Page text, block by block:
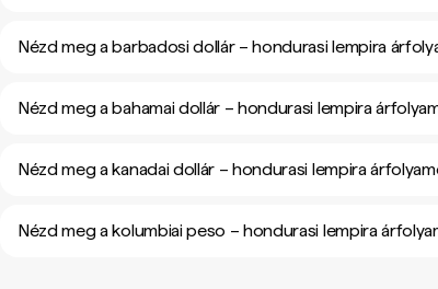
Nézd meg a barbadosi dollár – hondurasi lempira
Nézd meg a bahamai dollár – hondurasi lempira
Nézd meg a kanadai dollár – hondurasi lempira
Nézd meg a kolumbiai peso – hondurasi lempira